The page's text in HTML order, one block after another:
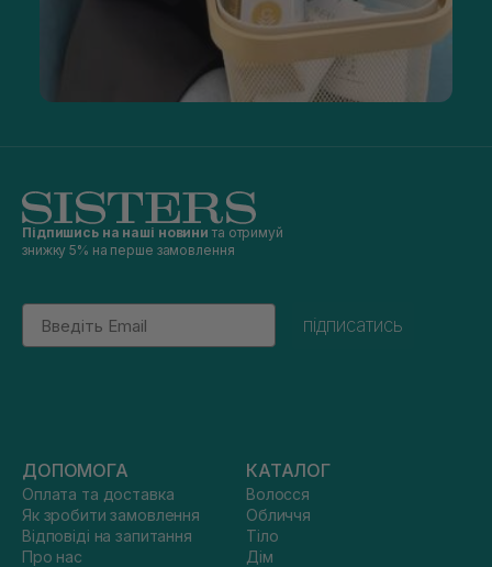
Підпишись на наші новини та отримуй
знижку 5% на перше замовлення
Email
підписатись
ДОПОМОГА
Оплата та доставка
Як зробити замовлення
Відповіді на запитання
Про нас
КАТАЛОГ
Волосся
Обличчя
Тіло
Дім